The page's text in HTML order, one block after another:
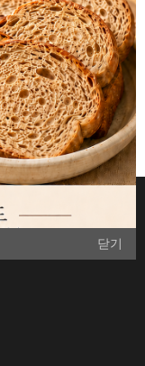
닫기
대량구매쓰기